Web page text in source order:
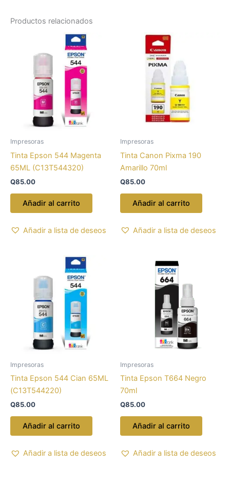
Productos relacionados
Impresoras
Tinta Epson 544 Magenta
65ML (C13T544320)
Q85.00
Añadir al carrito
Añadir a lista de deseos
Impresoras
Tinta Canon Pixma 190
Amarillo 70ml
Q85.00
Añadir al carrito
Añadir a lista de deseos
Impresoras
Tinta Epson 544 Cian 65ML
(C13T544220)
Q85.00
Añadir al carrito
Añadir a lista de deseos
Impresoras
Tinta Epson T664 Negro
70ml
Q85.00
Añadir al carrito
Añadir a lista de deseos